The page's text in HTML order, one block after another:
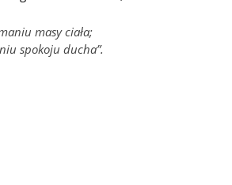
masy ciała;
spokoju ducha”.